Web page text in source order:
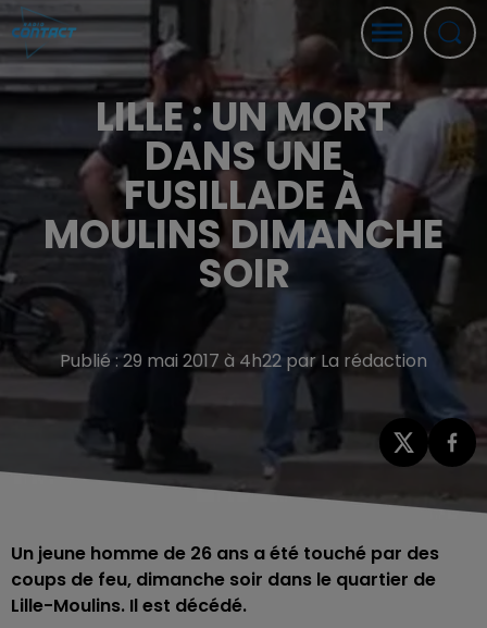
LILLE : UN MORT
DANS UNE
FUSILLADE À
MOULINS DIMANCHE
SOIR
Publié : 29 mai 2017 à 4h22 par La rédaction
Un jeune homme de 26 ans a été touché par des
coups de feu, dimanche soir dans le quartier de
Lille-Moulins. Il est décédé.